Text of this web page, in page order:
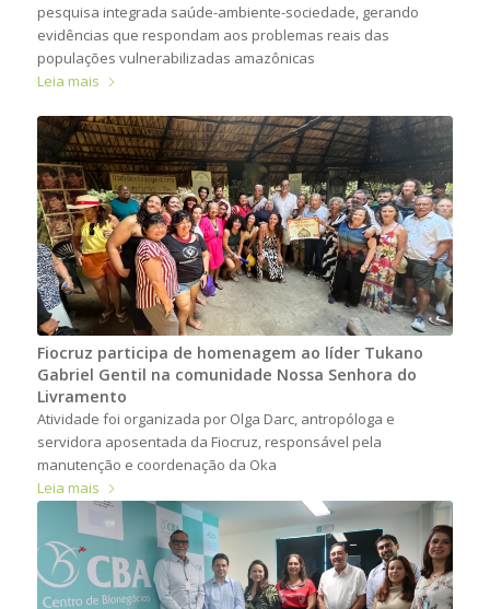
pesquisa integrada saúde-ambiente-sociedade, gerando
evidências que respondam aos problemas reais das
populações vulnerabilizadas amazônicas
Leia mais
Fiocruz participa de homenagem ao líder Tukano
Gabriel Gentil na comunidade Nossa Senhora do
Livramento
Atividade foi organizada por Olga Darc, antropóloga e
servidora aposentada da Fiocruz, responsável pela
manutenção e coordenação da Oka
Leia mais